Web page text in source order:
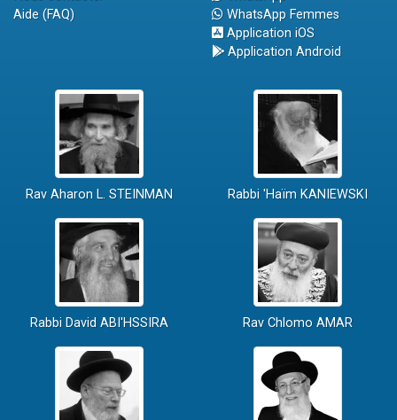
Aide (FAQ)
WhatsApp Femmes
Application iOS
Application Android
Rav Aharon L. STEINMAN Rabbi 'Haïm KANIEWSKI
Rabbi David ABI'HSSIRA Rav Chlomo AMAR